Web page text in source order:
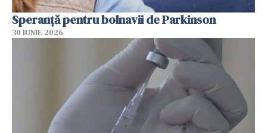
Speranță pentru bolnavii de Parkinson
30 IUNIE 2026